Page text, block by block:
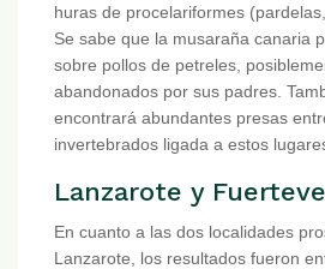
huras de procelariformes
Se sabe que la musaraña canaria
sobre pollos de petreles,
abandonados por sus padres.
encontrará abundantes presas
invertebrados ligada a estos
Lanzarote y
En cuanto a las dos localidades
Lanzarote, los resultados fueron